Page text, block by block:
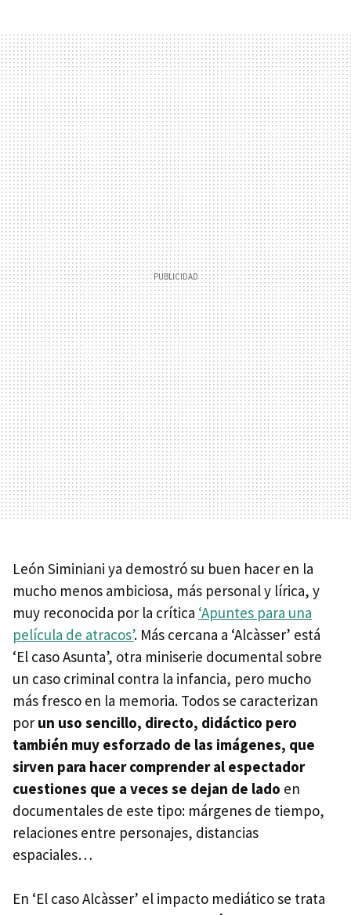
León Siminiani ya demostró su buen hacer en la
mucho menos ambiciosa, más personal y lírica, y
muy reconocida por la crítica ‘Apuntes para una
película de atracos’. Más cercana a ‘Alcàsser’ está
‘El caso Asunta’, otra miniserie documental sobre
un caso criminal contra la infancia, pero mucho
más fresco en la memoria. Todos se caracterizan
por un uso sencillo, directo, didáctico pero
también muy esforzado de las imágenes, que
sirven para hacer comprender al espectador
cuestiones que a veces se dejan de lado en
documentales de este tipo: márgenes de tiempo,
relaciones entre personajes, distancias
espaciales…
En ‘El caso Alcàsser’ el impacto mediático se trata